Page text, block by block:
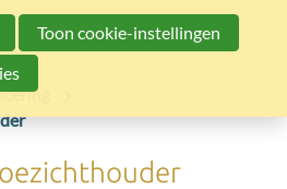
Toon cookie-instellingen